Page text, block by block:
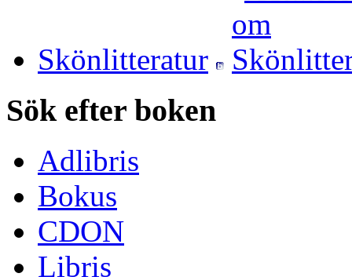
Skönlitteratur
Sök efter boken
Adlibris
Bokus
CDON
Libris